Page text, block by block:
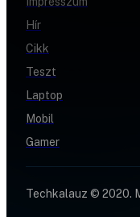
Hír
Cikk
Teszt
Laptop
Mobil
Gamer
Techkalauz © 2020.